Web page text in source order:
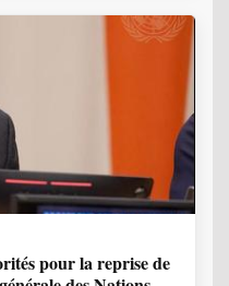
pour la reprise de